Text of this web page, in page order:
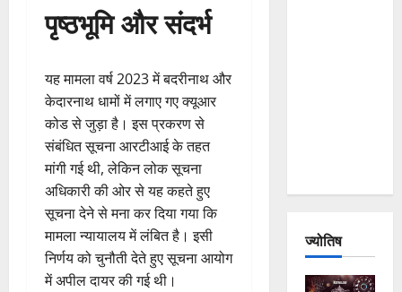
पृष्ठभूमि और संदर्भ
यह मामला वर्ष 2023 में बदरीनाथ और
केदारनाथ धामों में लगाए गए क्यूआर
कोड से जुड़ा है। इस प्रकरण से
संबंधित सूचना आरटीआई के तहत
मांगी गई थी, लेकिन लोक सूचना
अधिकारी की ओर से यह कहते हुए
सूचना देने से मना कर दिया गया कि
मामला न्यायालय में लंबित है। इसी
निर्णय को चुनौती देते हुए सूचना आयोग
में अपील दायर की गई थी।
ज्योतिष